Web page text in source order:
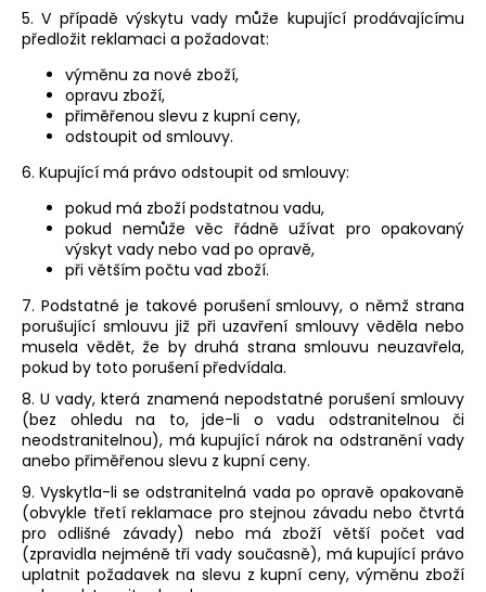
5. V případě výskytu vady může kupující prodávajícímu
předložit reklamaci a požadovat:
výměnu za nové zboží,
opravu zboží,
přiměřenou slevu z kupní ceny,
odstoupit od smlouvy.
6. Kupující má právo odstoupit od smlouvy:
pokud má zboží podstatnou vadu,
pokud nemůže věc řádně užívat pro opakovaný
výskyt vady nebo vad po opravě,
při větším počtu vad zboží.
7. Podstatné je takové porušení smlouvy, o němž strana
porušující smlouvu již při uzavření smlouvy věděla nebo
musela vědět, že by druhá strana smlouvu neuzavřela,
pokud by toto porušení předvídala.
8. U vady, která znamená nepodstatné porušení smlouvy
(bez ohledu na to, jde-li o vadu odstranitelnou či
neodstranitelnou), má kupující nárok na odstranění vady
anebo přiměřenou slevu z kupní ceny.
9. Vyskytla-li se odstranitelná vada po opravě opakovaně
(obvykle třetí reklamace pro stejnou závadu nebo čtvrtá
pro odlišné závady) nebo má zboží větší počet vad
(zpravidla nejméně tři vady současně), má kupující právo
uplatnit požadavek na slevu z kupní ceny, výměnu zboží